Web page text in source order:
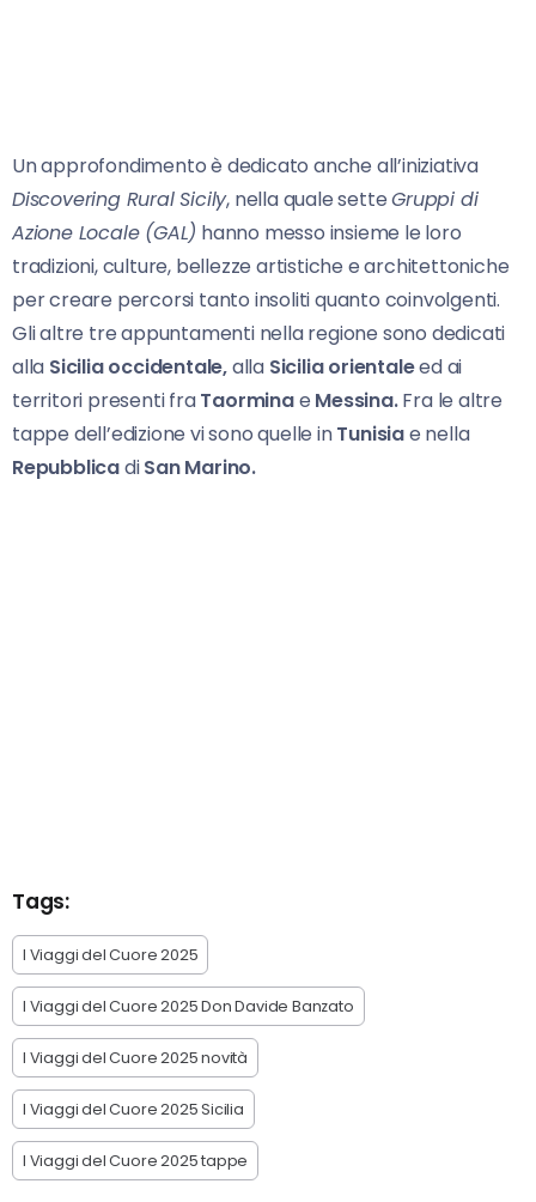
Un approfondimento è dedicato anche all’iniziativa
Discovering Rural Sicily, nella quale setteGruppi di
Azione Locale (GAL) hanno messo insieme le loro
tradizioni, culture, bellezze artistiche e architettoniche
per creare percorsi tanto insoliti quanto coinvolgenti.
Gli altre tre appuntamenti nella regione sono dedicati
alla Sicilia occidentale,alla Sicilia orientaleed ai
territori presenti fraTaorminae Messina.Fra le altre
tappe dell’edizione vi sono quelle inTunisiae nella
RepubblicadiSan Marino.
Tags:
I Viaggi del Cuore 2025
I Viaggi del Cuore 2025 Don Davide Banzato
I Viaggi del Cuore 2025 novità
I Viaggi del Cuore 2025 Sicilia
I Viaggi del Cuore 2025 tappe